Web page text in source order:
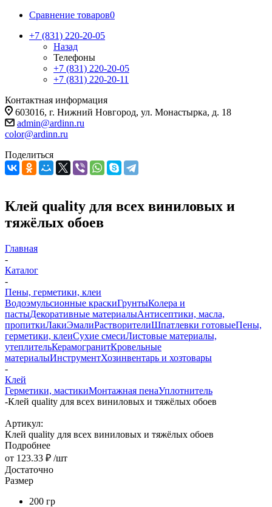
Сравнение товаров0
+7 (831) 220-20-05
Назад
Телефоны
+7 (831) 220-20-05
+7 (831) 220-20-11
Контактная информация
603016, г. Нижний Новгород, ул. Монастырка, д. 18
admin@ardinn.ru
color@ardinn.ru
Поделиться
Клей quality для всех виниловых и
тяжёлых обоев
Главная
-
Каталог
-
Пены, герметики, клеи
Водоэмульсионные краскиГрунтыКолера и
пастыДекоративные материалыАнтисептики, масла,
пропиткиЛакиЭмалиРастворителиШпатлевки готовыеПены,
герметики, клеиСухие смесиЛистовые материалы,
утеплительКерамогранитКровельные
материалыИнструментХозинвентарь и хозтовары
-
Клей
Герметики, мастикиМонтажная пенаУплотнитель
-Клей quality для всех виниловых и тяжёлых обоев
Артикул:
Клей quality для всех виниловых и тяжёлых обоев
Подробнее
от 123.33 ₽ /шт
Достаточно
Размер
200 гр